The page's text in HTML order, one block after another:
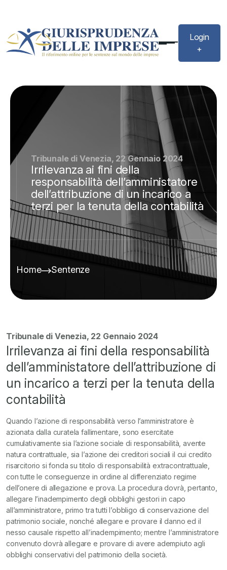
Login
+
Tribunale di Venezia, 22 Gennaio 2024
Irrilevanza ai fini della
responsabilità dell’amministatore
dell’attribuzione di un incarico a
terzi per la tenuta della contabilità
Home Sentenze
Tribunale di Venezia, 22 Gennaio 2024
Irrilevanza ai fini della responsabilità
dell’amministatore dell’attribuzione di
un incarico a terzi per la tenuta della
contabilità
Quando l’azione di responsabilità verso l’amministratore è
azionata dalla curatela fallimentare, sono esercitate
cumulativamente sia l’azione sociale di responsabilità, avente
natura contrattuale, sia l’azione dei creditori sociali il cui credito
risarcitorio si fonda su titolo di responsabilità extracontrattuale,
con tutte le conseguenze in ordine al differenziato regime
dell’onere di allegazione e prova. La procedura dovrà, pertanto,
allegare l’inadempimento degli obblighi gestori in capo
all’amministratore, primo tra tutti l’obbligo di conservazione del
patrimonio sociale, nonché allegare e provare il danno ed il
nesso causale rispetto all’inadempimento; mentre l’amministratore
convenuto dovrà allegare e provare di avere adempiuto agli
obblighi conservativi del patrimonio della società.